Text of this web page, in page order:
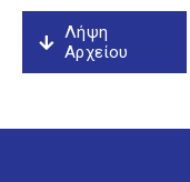
Λήψη
Αρχείου